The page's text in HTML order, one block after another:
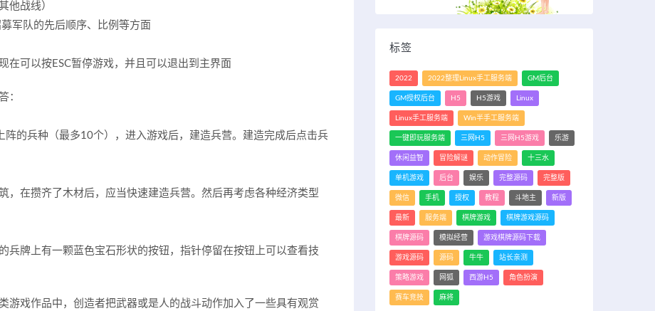
他战线）
军队的先后顺序、比例等方面
在可以按ESC暂停游戏，并且可以退出到主界面
：
阵的兵种（最多10个），进入游戏后，建造兵营。建造完成后点击兵
，在攒齐了木材后，应当快速建造兵营。然后再考虑各种经济类型
兵牌上有一颗蓝色宝石形状的按钮，指针停留在按钮上可以查看技
游戏作品中，创造者把武器或是人的战斗动作加入了一些具有观赏
标签
2022 2022整理Linux手工服务端 GM后台
GM授权后台 H5 H5游戏 Linux
Linux手工服务端 Win半手工服务端
一键即玩服务端 三网H5 三网H5游戏 乐游
休闲益智 冒险解谜 动作冒险 十三水
单机游戏 后台 娱乐 完整源码 完整版
微信 手机 授权 教程 斗地主 新版
最新 服务端 棋牌游戏 棋牌游戏源码
棋牌源码 模拟经营 游戏棋牌源码下载
游戏源码 源码 牛牛 站长亲测
策略游戏 网狐 西游H5 角色扮演
赛车竞技 麻将